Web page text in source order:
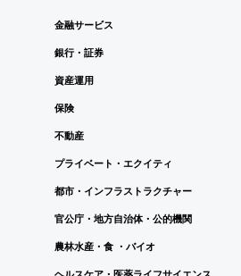
金融サービス
銀行・証券
資産運用
保険
不動産
プライベート・エクイティ
都市・インフラストラクチャー
官公庁・地方自治体・公的機関
農林水産・食 ・バイオ